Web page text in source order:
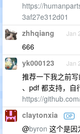
https://
3af27e312d01
zhhqiang Jan
666
yk000123 Jan
推荐一下我之前
、pdf 都支持，自
https://
claytonxia OP
@byron 这个是因